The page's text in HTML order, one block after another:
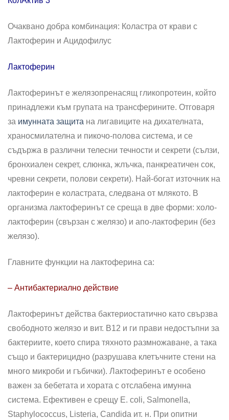
Очаквано добра комбинация: Коластра от крави с
Лактоферин и Ацидофилус
Лактоферин
Лактоферинът е желязопренасящ гликопротеин, който
принадлежи към групата на трансферините. Отговаря
за имунната защита на лигавиците на дихателната,
храносмилателна и пикочо-полова система, и се
съдържа в различни телесни течности и секрети (сълзи,
бронхиален секрет, слюнка, жлъчка, панкреатичен сок,
чревни секрети, полови секрети). Най-богат източник на
лактоферин е коластрата, следвана от млякото. В
организма лактоферинът се среща в две форми: холо-
лактоферин (свързан с желязо) и апо-лактоферин (без
желязо).
Главните функции на лактоферина са:
– Антибактериално действие
Лактоферинът действа бактериостатично като свързва
свободното желязо и вит. В12 и ги прави недостъпни за
бактериите, което спира тяхното размножаване, а така
също и бактерицидно (разрушава клетъчните стени на
много микроби и гъбички). Лактоферинът е особено
важен за бебетата и хората с отслабена имунна
система. Ефективен е срещу E. coli, Salmonella,
Staphylococcus, Listeria, Candida ит. н. При опитни